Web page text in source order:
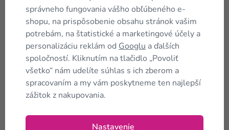
Nie je preto možné, aby u niekoho diéta
„nefungovala“.Chudnutie s KetoMix
diétou je navyše veľmi rýchle. Telo začne
tukové zásoby spotrebovávať už tretí deň
od začiatku diéty a od tej chvíle ide ručička
na váhe smerom dole. Pri tejto diétenie je
nutné cvičiť , sledovať si kalórie alebo
hladovať. A to je dôvod, prečo je
pomôže schudnúť aj vám
správneho fungovania vášho obľúbeného e-
shopu, na prispôsobenie obsahu stránok vašim
potrebám, na štatistické a marketingové účely a
personalizáciu reklám od Googlu a ďalších
spoločností. Kliknutím na tlačidlo „Povoliť
všetko“ nám udelíte súhlas s ich zberom a
spracovaním a my vám poskytneme ten najlepší
zážitok z nakupovania.
Nastavenie